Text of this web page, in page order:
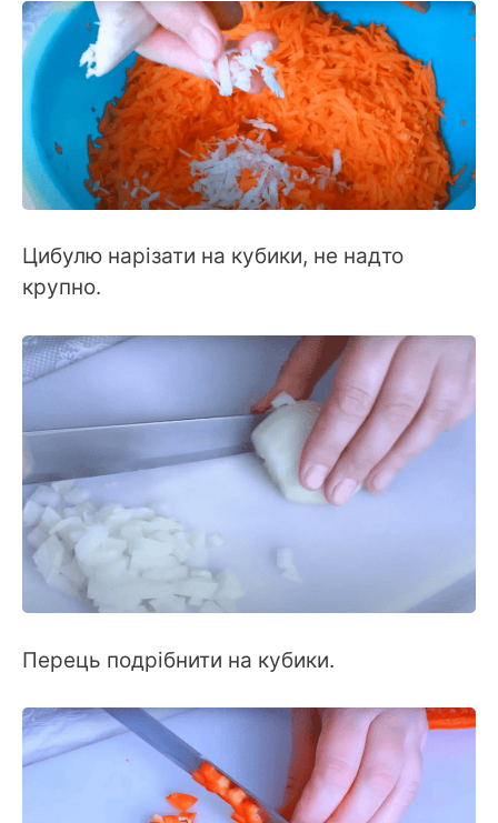
Цибулю нарізати на кубики, не надто
крупно.
Перець подрібнити на кубики.